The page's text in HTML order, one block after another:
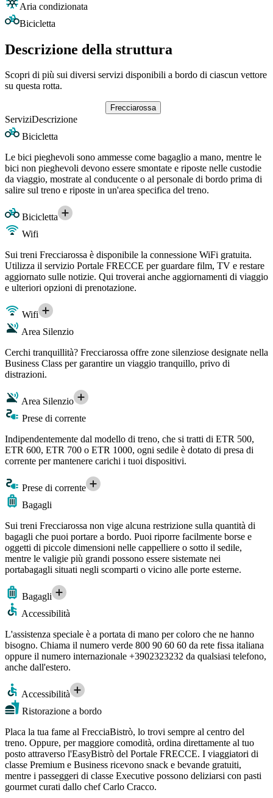
Aria condizionata
Bicicletta
Descrizione della struttura
Scopri di più sui diversi servizi disponibili a bordo di ciascun vettore
su questa rotta.
Frecciarossa
ServiziDescrizione
Bicicletta
Le bici pieghevoli sono ammesse come bagaglio a mano, mentre le
bici non pieghevoli devono essere smontate e riposte nelle custodie
da viaggio, mostrate al conducente o al personale di bordo prima di
salire sul treno e riposte in un'area specifica del treno.
Bicicletta
Wifi
Sui treni Frecciarossa è disponibile la connessione WiFi gratuita.
Utilizza il servizio Portale FRECCE per guardare film, TV e restare
aggiornato sulle notizie. Qui troverai anche aggiornamenti di viaggio
e ulteriori opzioni di prenotazione.
Wifi
Area Silenzio
Cerchi tranquillità? Frecciarossa offre zone silenziose designate nella
Business Class per garantire un viaggio tranquillo, privo di
distrazioni.
Area Silenzio
Prese di corrente
Indipendentemente dal modello di treno, che si tratti di ETR 500,
ETR 600, ETR 700 o ETR 1000, ogni sedile è dotato di presa di
corrente per mantenere carichi i tuoi dispositivi.
Prese di corrente
Bagagli
Sui treni Frecciarossa non vige alcuna restrizione sulla quantità di
bagagli che puoi portare a bordo. Puoi riporre facilmente borse e
oggetti di piccole dimensioni nelle cappelliere o sotto il sedile,
mentre le valigie più grandi possono essere sistemate nei
portabagagli situati negli scomparti o vicino alle porte esterne.
Bagagli
Accessibilità
L'assistenza speciale è a portata di mano per coloro che ne hanno
bisogno. Chiama il numero verde 800 90 60 60 da rete fissa italiana
oppure il numero internazionale +3902323232 da qualsiasi telefono,
anche dall'estero.
Accessibilità
Ristorazione a bordo
Placa la tua fame al FrecciaBistrò, lo trovi sempre al centro del
treno. Oppure, per maggiore comodità, ordina direttamente al tuo
posto attraverso l'EasyBistrò del Portale FRECCE. I viaggiatori di
classe Premium e Business ricevono snack e bevande gratuiti,
mentre i passeggeri di classe Executive possono deliziarsi con pasti
gourmet curati dallo chef Carlo Cracco.